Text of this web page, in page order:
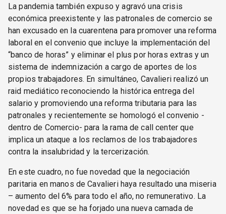
La pandemia también expuso y agravó una crisis
económica preexistente y las patronales de comercio se
han excusado en la cuarentena para promover una reforma
laboral en el convenio que incluye la implementación del
“banco de horas” y eliminar el plus por horas extras y un
sistema de indemnización a cargo de aportes de los
propios trabajadores. En simultáneo, Cavalieri realizó un
raid mediático reconociendo la histórica entrega del
salario y promoviendo una reforma tributaria para las
patronales y recientemente se homologó el convenio -
dentro de Comercio- para la rama de call center que
implica un ataque a los reclamos de los trabajadores
contra la insalubridad y la tercerización.
En este cuadro, no fue novedad que la negociación
paritaria en manos de Cavalieri haya resultado una miseria
– aumento del 6% para todo el año, no remunerativo. La
novedad es que se ha forjado una nueva camada de